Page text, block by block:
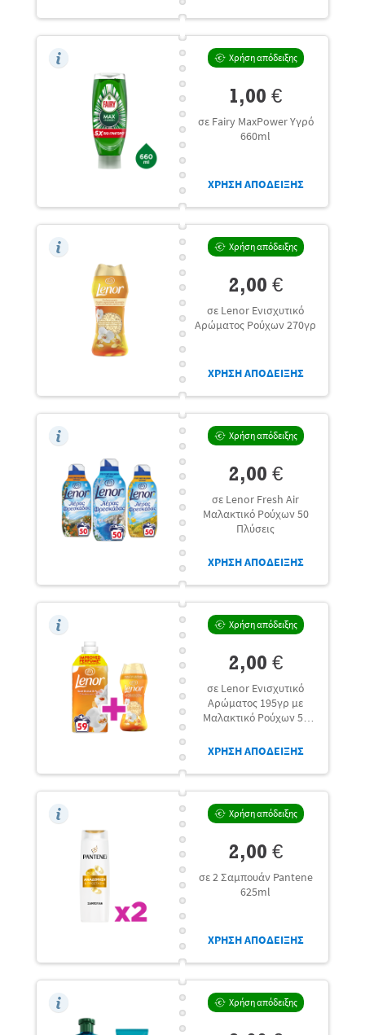
Χρήση απόδειξης
1,00 €
σε Fairy MaxPower Υγρό
660ml
ΧΡΗΣΗ ΑΠΟΔΕΙΞΗΣ
Χρήση απόδειξης
2,00 €
σε Lenor Ενισχυτικό
Αρώματος Ρούχων 270γρ
ΧΡΗΣΗ ΑΠΟΔΕΙΞΗΣ
Χρήση απόδειξης
2,00 €
σε Lenor Fresh Air
Μαλακτικό Ρούχων 50
Πλύσεις
ΧΡΗΣΗ ΑΠΟΔΕΙΞΗΣ
Χρήση απόδειξης
2,00 €
σε Lenor Ενισχυτικό
Αρώματος 195γρ με
Μαλακτικό Ρούχων 59
ΧΡΗΣΗ ΑΠΟΔΕΙΞΗΣ
Χρήση απόδειξης
2,00 €
σε 2 Σαμπουάν Pantene
625ml
ΧΡΗΣΗ ΑΠΟΔΕΙΞΗΣ
Χρήση απόδειξης